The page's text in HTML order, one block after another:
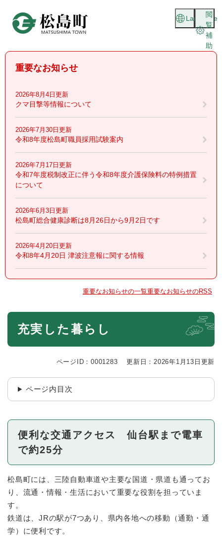
頭
閲
覧
補
助
Language
重要なお知らせ
2026年8月4日更新
クマ目撃等情報について
2026年7月30日更新
令和8年度松島町職員採用試験案内
2026年7月17日更新
令和7年度税制改正に伴う令和8年度介護保険料の特例措置
について
2026年6月3日更新
松島町総合健康診断は8月26日から9月2日です
2026年4月20日更新
令和8年4月20日 津波注意報に関する情報
重要なお知らせの一覧重要なお知らせのRSS
本
充実した暮らし
ページID：0001283 更新日：2026年1月13日更新
ページ内目次
便利な交通アクセス 仙台駅まで電車
で約25分
松島町には、三陸自動車道や主要な国道・県道も通ってお
り、流通・情報・生活において重要な役割を担っていま
す。
鉄道は、JRの駅が7つあり、県内各地への移動（通勤・通
学）に便利です。